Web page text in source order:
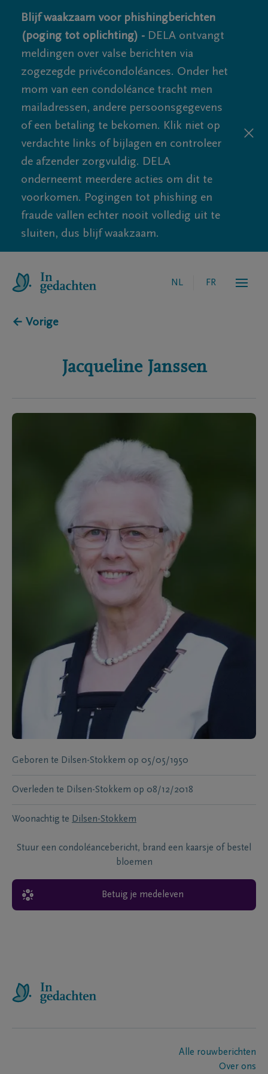
Blijf waakzaam voor phishingberichten
(poging tot oplichting) - DELA ontvangt
meldingen over valse berichten via
zogezegde privécondoléances. Onder het
mom van een condoléance tracht men
mailadressen, andere persoonsgegevens
of een betaling te bekomen. Klik niet op
verdachte links of bijlagen en controleer
de afzender zorgvuldig. DELA
onderneemt meerdere acties om dit te
voorkomen. Pogingen tot phishing en
fraude vallen echter nooit volledig uit te
sluiten, dus blijf waakzaam.
NL FR
← Vorige
Jacqueline Janssen
Geboren te Dilsen-Stokkem op 05/05/1950
Overleden te Dilsen-Stokkem op 08/12/2018
Woonachtig te Dilsen-Stokkem
Stuur een condoléancebericht, brand een kaarsje of bestel
bloemen
Betuig je medeleven
Alle rouwberichten
Over ons